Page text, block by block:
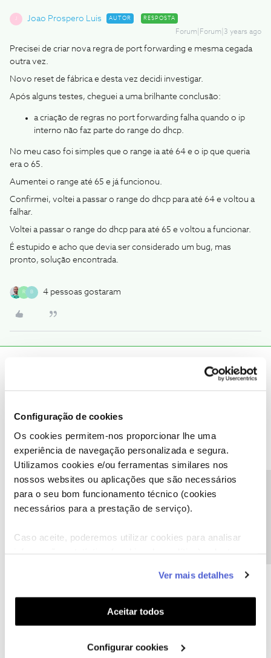
Configuração de cookies
Os cookies permitem-nos proporcionar lhe uma
experiência de navegação personalizada e segura.
Utilizamos cookies e/ou ferramentas similares nos
nossos websites ou aplicações que são necessários
para o seu bom funcionamento técnico (cookies
necessários para a prestação de serviço).
Caso aceite, poderemos utilizar cookies para analisar
funcionalidades (cookies de personalização e
funcionalidade) e adaptar anúncios aos seus interesses
(cookies de publicidade personalizada). Pode gerir a
utilização dos cookies clicando em "Configurar
Ver mais detalhes
Aceitar todos
Configurar cookies
J Joao Prospero Luis AUTOR RESPOSTA
Forum|Forum|3 years ago
Precisei de criar nova regra de port forwarding e mesma cegada
outra vez.
Novo reset de fábrica e desta vez decidi investigar.
Após alguns testes, cheguei a uma brilhante conclusão:
a criação de regras no port forwarding falha quando o ip
interno não faz parte do range do dhcp.
No meu caso foi simples que o range ia até 64 e o ip que queria
era o 65.
Aumentei o range até 65 e já funcionou.
Confirmei, voltei a passar o range do dhcp para até 64 e voltou a
falhar.
Voltei a passar o range do dhcp para até 65 e voltou a funcionar.
É estupido e acho que devia ser considerado um bug, mas
pronto, solução encontrada.
R B 4 pessoas gostaram
Forum|Forum|3 years ago
sobre este tema.
Iremos endereçar esta informação internamente para que seja
tida em consideração.
Por favor, fale connosco se surgir algum tema.
Obrigado
como "Melhor Resposta" e faça "Like" nos melhores comentários.